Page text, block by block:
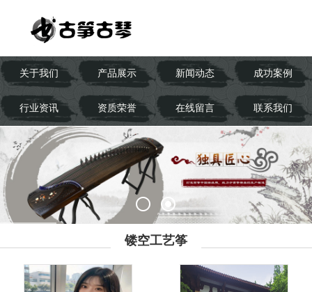
关于我们 产品展示 新闻动态 成功案例
行业资讯 资质荣誉 在线留言 联系我们
镂空工艺筝